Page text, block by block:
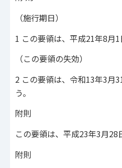
（施行期日）
1 この要領は、平成21年8月1
（この要領の失効）
2 この要領は、令和13年3月
う。
附則
この要領は、平成23年3月28
附則